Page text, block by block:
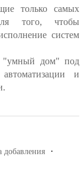
только самых
того, чтобы
систем
"умный дом" под
и
добавления ·